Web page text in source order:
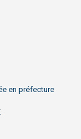
en préfecture